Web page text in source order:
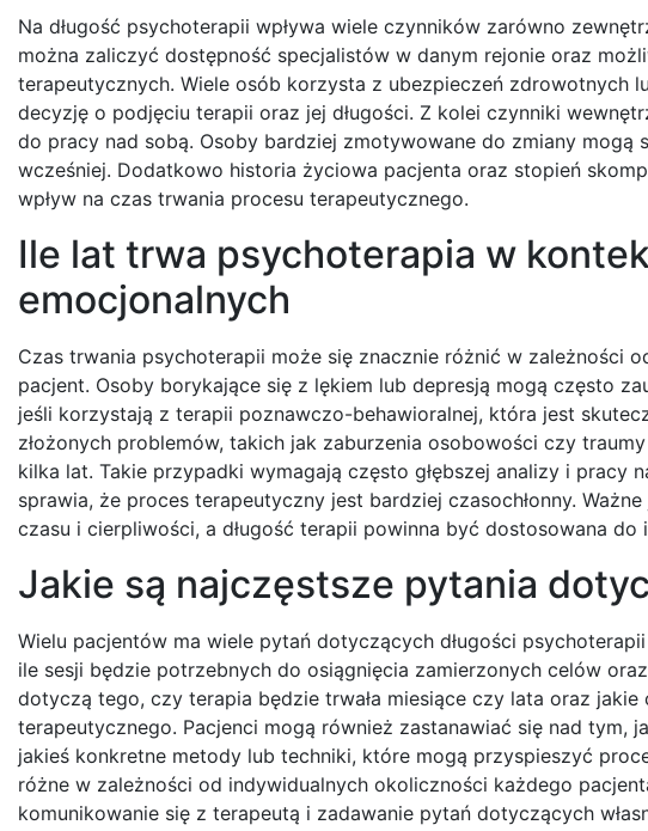
Na długość psychoterapii wpływa wiele czynników zarówno
można zaliczyć dostępność specjalistów w danym rejonie oraz
terapeutycznych. Wiele osób korzysta z ubezpieczeń zdrowotnych
decyzję o podjęciu terapii oraz jej długości. Z kolei czynniki
do pracy nad sobą. Osoby bardziej zmotywowane do zmiany
wcześniej. Dodatkowo historia życiowa pacjenta oraz stopień
wpływ na czas trwania procesu terapeutycznego.
Ile lat trwa psychoterapia w
emocjonalnych
Czas trwania psychoterapii może się znacznie różnić w zależności
pacjent. Osoby borykające się z lękiem lub depresją mogą często
jeśli korzystają z terapii poznawczo-behawioralnej, która jest
złożonych problemów, takich jak zaburzenia osobowości czy
kilka lat. Takie przypadki wymagają często głębszej analizy i pracy
sprawia, że proces terapeutyczny jest bardziej czasochłonny.
czasu i cierpliwości, a długość terapii powinna być dostosowana
Jakie są najczęstsze pytania
Wielu pacjentów ma wiele pytań dotyczących długości
ile sesji będzie potrzebnych do osiągnięcia zamierzonych celów
dotyczą tego, czy terapia będzie trwała miesiące czy lata oraz
terapeutycznego. Pacjenci mogą również zastanawiać się nad tym,
jakieś konkretne metody lub techniki, które mogą przyspieszyć
różne w zależności od indywidualnych okoliczności każdego
komunikowanie się z terapeutą i zadawanie pytań dotyczących